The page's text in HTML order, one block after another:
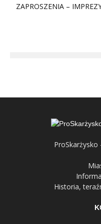
ZAPROSZENIA –
ProSkarżysko
Historia,